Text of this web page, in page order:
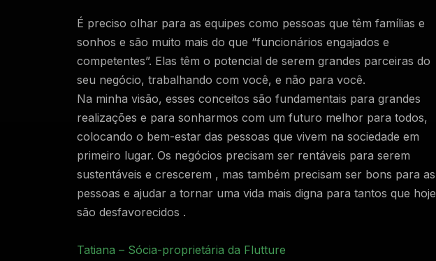
É preciso olhar para as equipes como pessoas que têm famílias e
sonhos e são muito mais do que “funcionários engajados e
competentes”. Elas têm o potencial de serem grandes parceiras do
seu negócio, trabalhando com você, e não para você.
Na minha visão, esses conceitos são fundamentais para grandes
realizações e para sonharmos com um futuro melhor para todos,
colocando o bem-estar das pessoas que vivem na sociedade em
primeiro lugar. Os negócios precisam ser rentáveis para serem
sustentáveis e crescerem , mas também precisam ser bons para as
pessoas e ajudar a tornar uma vida mais digna para tantos que hoje
são desfavorecidos .
Tatiana – Sócia-proprietária da Flutture